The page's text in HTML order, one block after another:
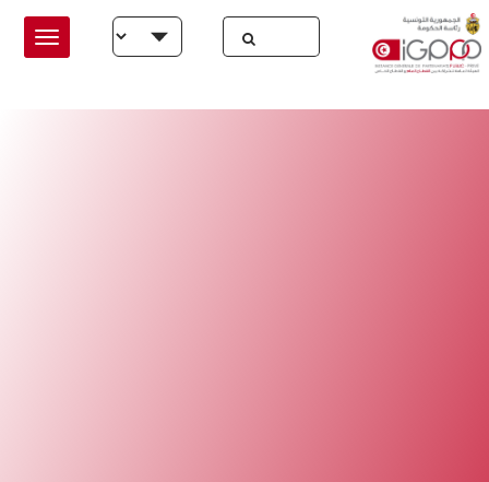
Skip to main content
Select your language